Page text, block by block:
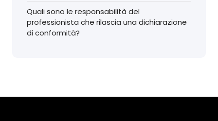
Quali sono le responsabilità del
professionista che rilascia una dichiarazione
di conformità?